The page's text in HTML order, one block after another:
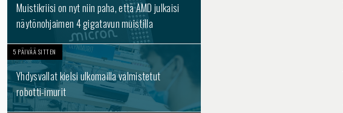
Muistikriisi on nyt niin paha, että AMD julkaisi
näytönohjaimen 4 gigatavun muistilla
5 PÄIVÄÄ SITTEN
Yhdysvallat kielsi ulkomailla valmistetut
robotti-imurit